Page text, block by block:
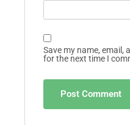
Save my name, email,
for the next time I